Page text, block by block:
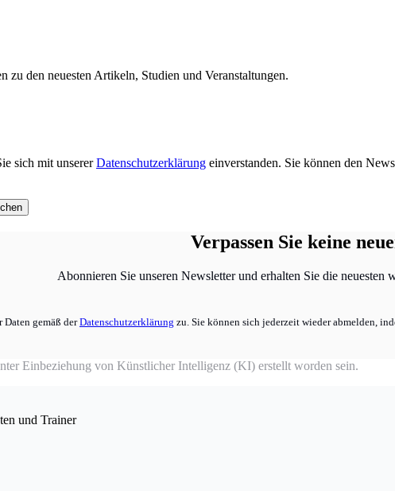
zu den neuesten Artikeln, Studien und Veranstaltungen.
sich mit unsererDatenschutzerklärung einverstanden. Sie können den
Verpassen Sie keine
Abonnieren Sie unseren Newsletter und erhalten Sie die
Daten gemäß derDatenschutzerklärung zu. Sie können sich jederzeit wieder abmelden,
Einbeziehung von Künstlicher Intelligenz (KI) erstellt worden sein.
und Trainer